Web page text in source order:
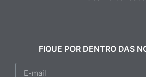
FIQUE POR DENTRO DAS